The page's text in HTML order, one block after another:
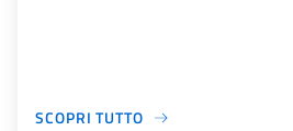
SCOPRI TUTTO